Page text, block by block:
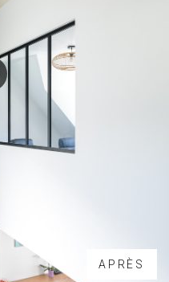
APRÈS